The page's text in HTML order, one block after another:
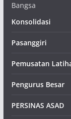
Bangsa
Konsolidasi
Pasanggiri
Pemusatan
Pengurus Besar
PERSINAS ASAD